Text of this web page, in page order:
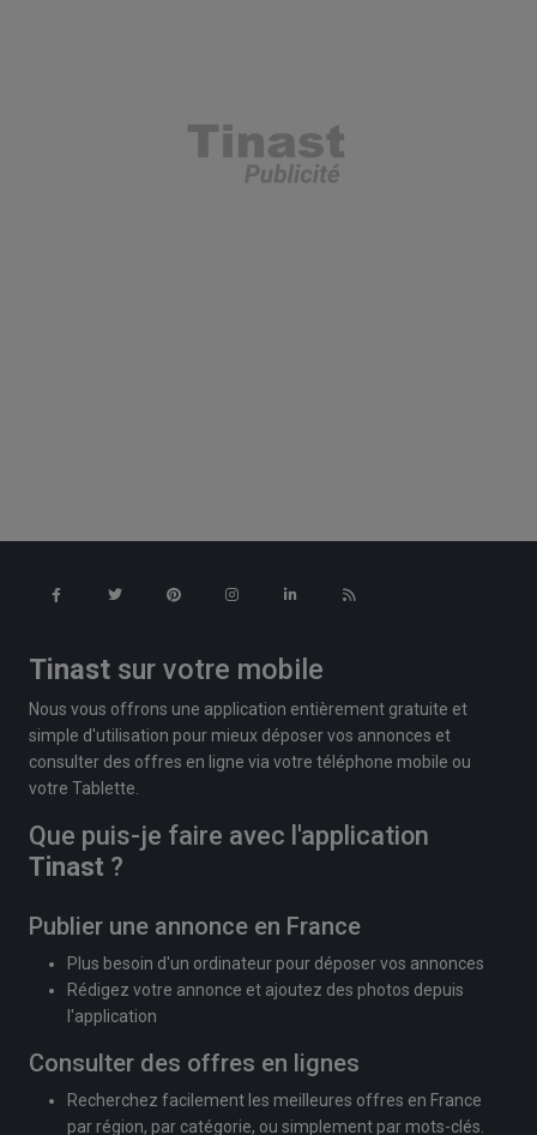
Tinast sur votre mobile
Nous vous offrons une application entièrement gratuite et
simple d'utilisation pour mieux déposer vos annonces et
consulter des offres en ligne via votre téléphone mobile ou
votre Tablette.
Que puis-je faire avec l'application
Tinast ?
Publier une annonce en France
Plus besoin d'un ordinateur pour déposer vos annonces
Rédigez votre annonce et ajoutez des photos depuis
l'application
Consulter des offres en lignes
Recherchez facilement les meilleures offres en France
par région, par catégorie, ou simplement par mots-clés.